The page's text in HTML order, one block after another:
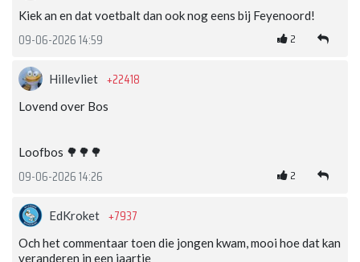
Kiek an en dat voetbalt dan ook nog eens bij Feyenoord!
09-06-2026 14:59 2
Hillevliet +22418
Lovend over Bos
Loofbos 🌳🌳🌳
09-06-2026 14:26 2
EdKroket +7937
Och het commentaar toen die jongen kwam, mooi hoe dat kan
veranderen in een jaartje